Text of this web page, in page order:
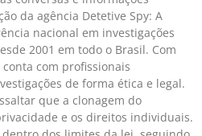
da agência Detetive Spy: A
nacional em investigações
2001 em todo o Brasil. Com
com profissionais
de forma ética e legal.
que a clonagem do
e os direitos individuais.